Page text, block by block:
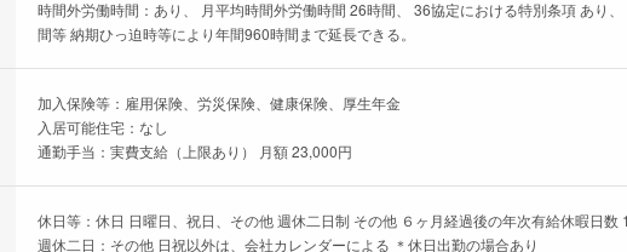
時間外労働時間：あり、 月平均時間外労働時間 26時間、 36協定における特別条項 あり
間等 納期ひっ迫時等により年間960時間まで延長できる。
加入保険等：雇用保険、労災保険、健康保険、厚生年金
入居可能住宅：なし
通勤手当：実費支給（上限あり） 月額 23,000円
休日等：休日 日曜日、祝日、その他 週休二日制 その他 ６ヶ月経過後の年次有給休暇日数
週休二日：その他 日祝以外は、会社カレンダーによる ＊休日出勤の場合あり